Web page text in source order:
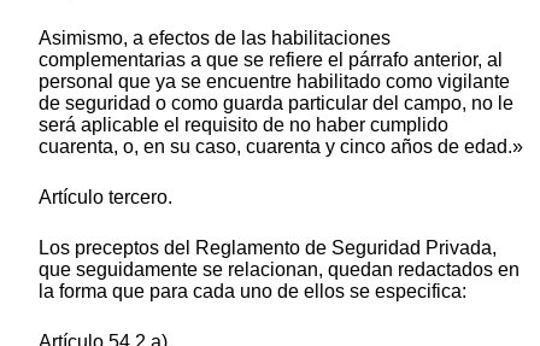
Asimismo, a efectos de las habilitaciones
complementarias a que se refiere el párrafo anterior, al
personal que ya se encuentre habilitado como vigilante
de seguridad o como guarda particular del campo, no le
será aplicable el requisito de no haber cumplido
cuarenta, o, en su caso, cuarenta y cinco años de edad.»
Artículo tercero.
Los preceptos del Reglamento de Seguridad Privada,
que seguidamente se relacionan, quedan redactados en
la forma que para cada uno de ellos se especifica: